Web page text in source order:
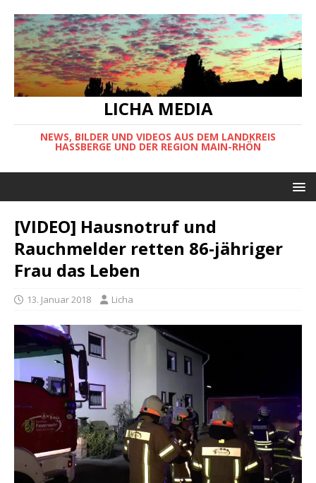
LICHA MEDIA
NEWS, BILDER UND VIDEOS AUS DEM LANDKREIS
HASSBERGE UND DER REGION MAIN-RHÖN
[VIDEO] Hausnotruf und
Rauchmelder retten 86-jähriger
Frau das Leben
13. Januar 2018 Licha